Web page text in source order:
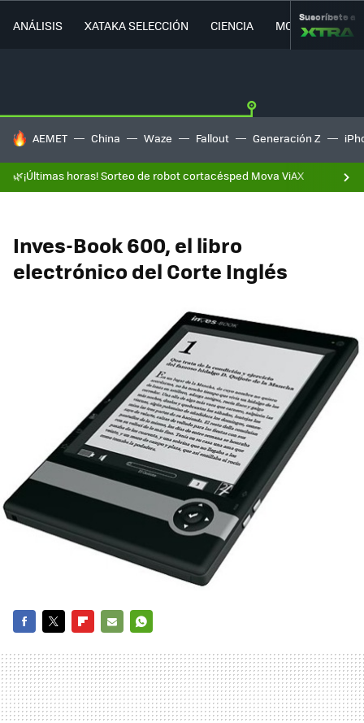
ANÁLISIS XATAKA SELECCIÓN CIENCIA MOVILIDAD
Suscríbete a
HOY SE HABLA DE
AEMET China Waze Fallout Generación Z
🌿¡Últimas horas! Sorteo de robot cortacésped Mova ViAX
Inves-Book 600, el libro
electrónico del Corte Inglés
MAIL